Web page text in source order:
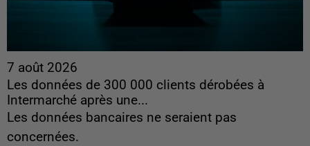
7 août 2026
Les données de 300 000 clients dérobées à
Intermarché après une...
Les données bancaires ne seraient pas
concernées.